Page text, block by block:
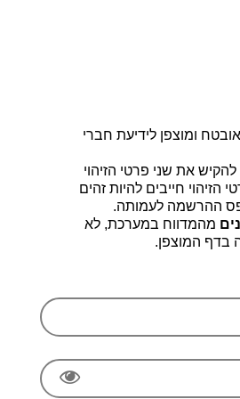
ומוצפן לידיעת חברי
את שני פרטי הזיהוי
הזיהוי חייבים להיות זהים
ההרשמה לעמותה.
מהמדווח במערכת, לא
בדף המוצפן.